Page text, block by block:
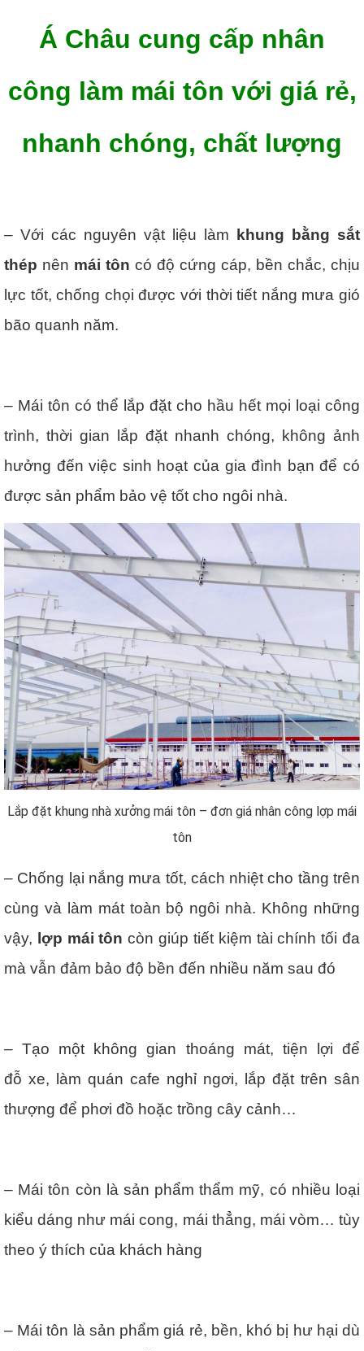
Á Châu cung cấp nhân
công làm mái tôn với giá rẻ,
nhanh chóng, chất lượng
– Với các nguyên vật liệu làm khung bằng sắt
thép nên mái tôn có độ cứng cáp, bền chắc, chịu
lực tốt, chống chọi được với thời tiết nắng mưa gió
bão quanh năm.
– Mái tôn có thể lắp đặt cho hầu hết mọi loại công
trình, thời gian lắp đặt nhanh chóng, không ảnh
hưởng đến việc sinh hoạt của gia đình bạn để có
được sản phẩm bảo vệ tốt cho ngôi nhà.
Lắp đặt khung nhà xưởng mái tôn – đơn giá nhân công lợp mái
tôn
– Chống lại nắng mưa tốt, cách nhiệt cho tầng trên
cùng và làm mát toàn bộ ngôi nhà. Không những
vậy, lợp mái tôn còn giúp tiết kiệm tài chính tối đa
mà vẫn đảm bảo độ bền đến nhiều năm sau đó
– Tạo một không gian thoáng mát, tiện lợi để
đỗ xe, làm quán cafe nghỉ ngơi, lắp đặt trên sân
thượng để phơi đồ hoặc trồng cây cảnh…
– Mái tôn còn là sản phẩm thẩm mỹ, có nhiều loại
kiểu dáng như mái cong, mái thẳng, mái vòm… tùy
theo ý thích của khách hàng
– Mái tôn là sản phẩm giá rẻ, bền, khó bị hư hại dù